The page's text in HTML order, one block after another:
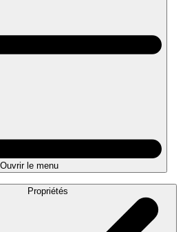
Ouvrir le menu
Propriétés